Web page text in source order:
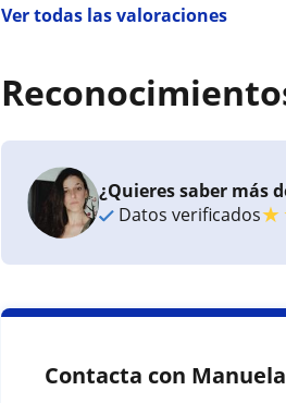
Ver todas las valoraciones
¿Quieres saber más
Datos verificados★
Contacta con Manuela